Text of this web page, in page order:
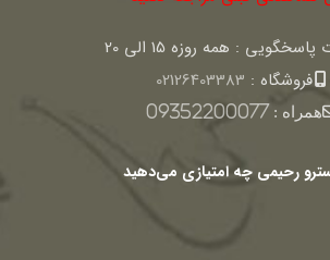
: همه روزه 15 الی 20
فروشگاه : 02126403383
همراه :09352200077
رحیمی چه امتیازی می‌دهید